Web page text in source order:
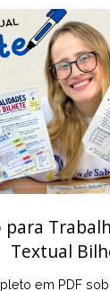
para
Textual
em PDF